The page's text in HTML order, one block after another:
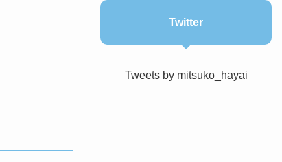
Twitter
Tweets by mitsuko_hayai